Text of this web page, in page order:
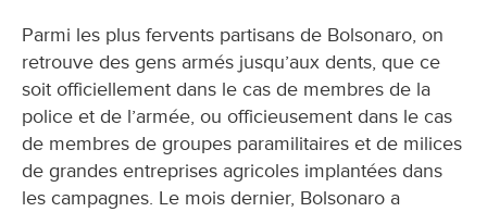
Parmi les plus fervents partisans de Bolsonaro, on
retrouve des gens armés jusqu’aux dents, que ce
soit officiellement dans le cas de membres de la
police et de l’armée, ou officieusement dans le cas
de membres de groupes paramilitaires et de milices
de grandes entreprises agricoles implantées dans
les campagnes. Le mois dernier, Bolsonaro a